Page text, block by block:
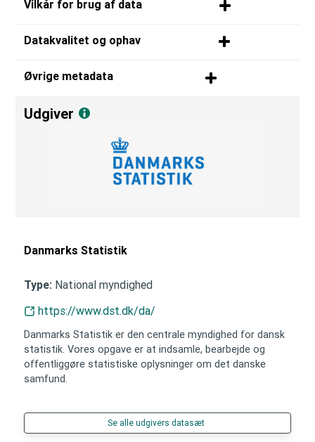
Vilkår for brug af data
Datakvalitet og ophav
Øvrige metadata
Udgiver
Danmarks Statistik
Type: National myndighed
https://www.dst.dk/da/
Danmarks Statistik er den centrale myndighed for dansk
statistik. Vores opgave er at indsamle, bearbejde og
offentliggøre statistiske oplysninger om det danske
samfund.
Se alle udgivers datasæt